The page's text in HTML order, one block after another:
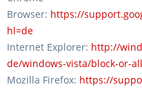
Browser: https://
hl=de
Internet Explorer: http://
de/windows-vista/block-or-
Mozilla Firefox: https://